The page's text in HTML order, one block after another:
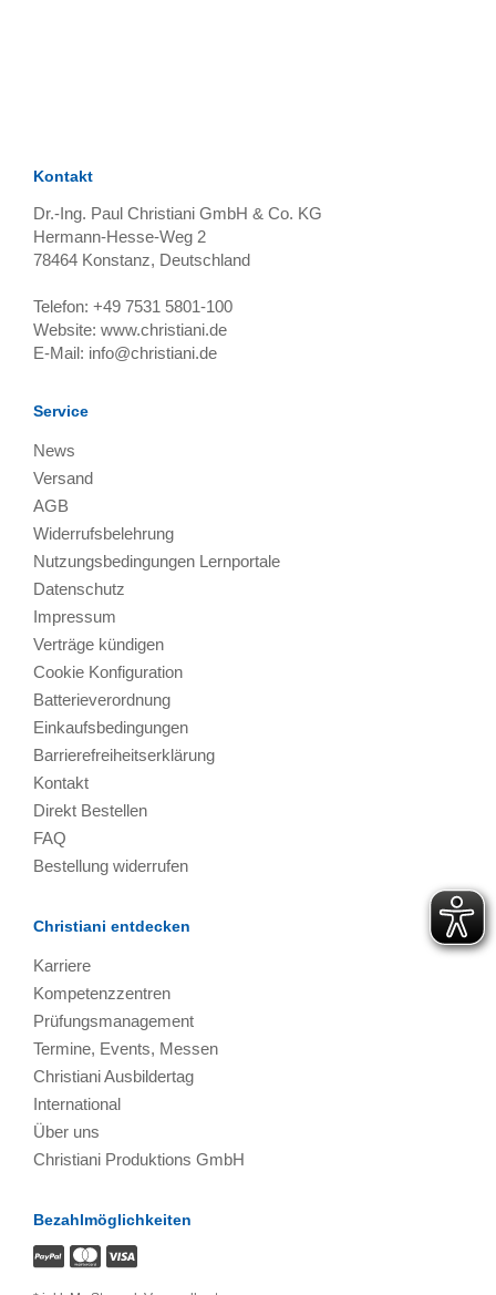
Kontakt
Dr.-Ing. Paul Christiani GmbH & Co. KG
Hermann-Hesse-Weg 2
78464 Konstanz, Deutschland
Telefon: +49 7531 5801-100
Website: www.christiani.de
E-Mail: info@christiani.de
Service
News
Versand
AGB
Widerrufsbelehrung
Nutzungsbedingungen Lernportale
Datenschutz
Impressum
Verträge kündigen
Cookie Konfiguration
Batterieverordnung
Einkaufsbedingungen
Barrierefreiheitserklärung
Kontakt
Direkt Bestellen
FAQ
Bestellung widerrufen
Christiani entdecken
Karriere
Kompetenzzentren
Prüfungsmanagement
Termine, Events, Messen
Christiani Ausbildertag
International
Über uns
Christiani Produktions GmbH
Bezahlmöglichkeiten